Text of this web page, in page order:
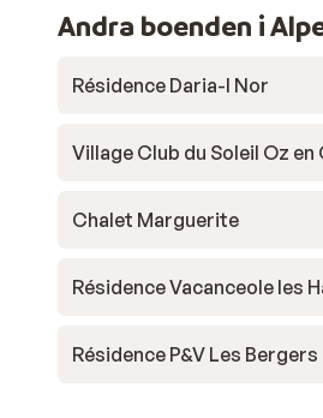
Andra boenden i
Résidence Daria-I Nor
Village Club du Soleil Oz en
Chalet Marguerite
Résidence Vacanceole les
Résidence P&V Les